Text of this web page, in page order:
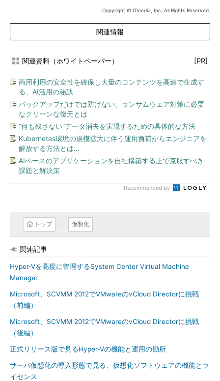
Copyright © ITmedia, Inc. All Rights Reserved.
関連情報
関連資料（ホワイトペーパー） [PR]
商用利用の安全性を確保し大量のコンテンツを高速で生成す
る、AI活用の秘訣
バックアップだけでは防げない、ランサムウェア対策に必要
なクリーンな復元とは
“何も残さない”データ消去を実現するための具体的な方法
Kubernetes環境の規模拡大に伴う運用負荷からエンジニアを
解放する方法とは...
AIベースのアプリケーションを自社構築する上で克服すべき
課題と解決策
Recommended by
トップ 仮想化
関連記事
Hyper-Vを高度に管理するSystem Center Virtual Machine
Manager
Microsoft、SCVMM 2012でVMwareのvCloud Directorに挑戦
（前編）
Microsoft、SCVMM 2012でVMwareのvCloud Directorに挑戦
（後編）
正式リリース版で見るHyper-Vの機能と運用の勘所
サーバ仮想化の導入形態で見る、仮想化ソフトウェアの機能とラ
イセンス